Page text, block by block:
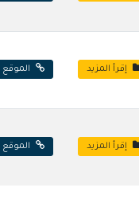
إقرأ المزيد الموقع
إقرأ المزيد الموقع